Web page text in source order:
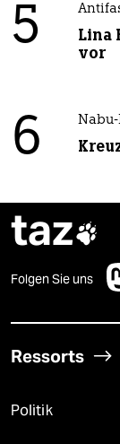
5
Lina
vor
6
taz
Folgen Sie uns
Ressorts
Politik